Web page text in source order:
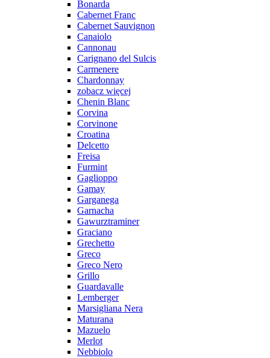
Bonarda
Cabernet Franc
Cabernet Sauvignon
Canaiolo
Cannonau
Carignano del Sulcis
Carmenere
Chardonnay
zobacz więcej
Chenin Blanc
Corvina
Corvinone
Croatina
Delcetto
Freisa
Furmint
Gaglioppo
Gamay
Garganega
Garnacha
Gawurztraminer
Graciano
Grechetto
Greco
Greco Nero
Grillo
Guardavalle
Lemberger
Marsigliana Nera
Maturana
Mazuelo
Merlot
Nebbiolo